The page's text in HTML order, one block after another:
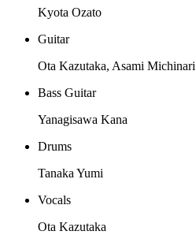
Kyota Ozato
Guitar
Ota Kazutaka, Asami Michinari
Bass Guitar
Yanagisawa Kana
Drums
Tanaka Yumi
Vocals
Ota Kazutaka